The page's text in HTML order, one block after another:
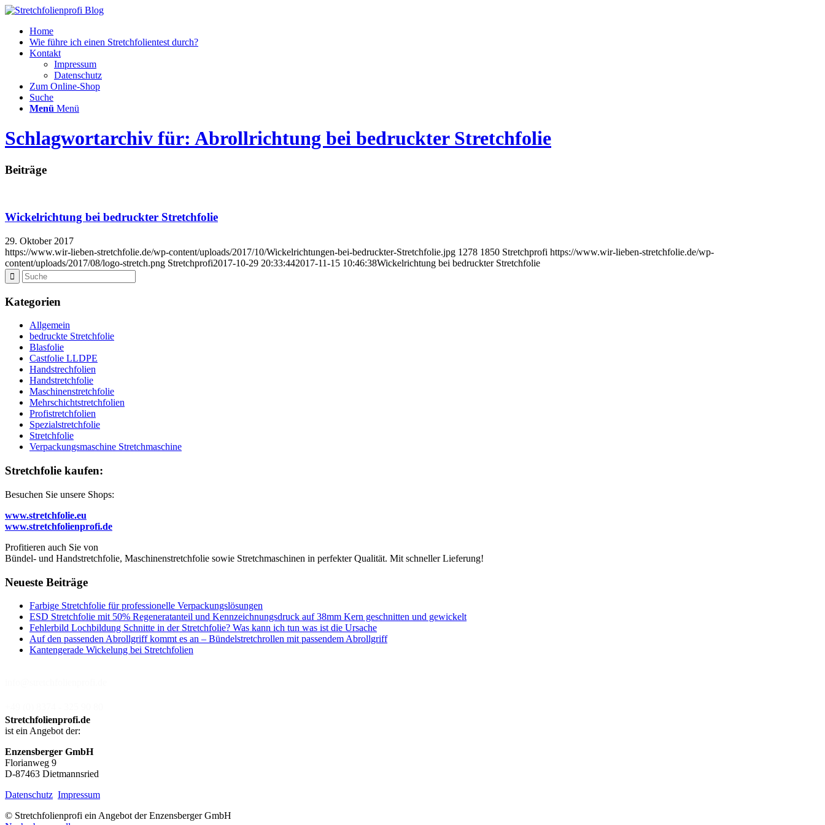
Home
Wie führe ich einen Stretchfolientest durch?
Kontakt
Impressum
Datenschutz
Zum Online-Shop
Suche
Menü Menü
Schlagwortarchiv für: Abrollrichtung bei bedruckter Stretchfolie
Beiträge
Wickelrichtung bei bedruckter Stretchfolie
29. Oktober 2017
https://www.wir-lieben-stretchfolie.de/wp-content/uploads/2017/10/Wickelrichtungen-bei-bedruckter-Stretchfolie.jpg 1278 1850 Stretchprofi https://www.wir-lieben-stretchfolie.de/wp-
content/uploads/2017/08/logo-stretch.png Stretchprofi2017-10-29 20:33:442017-11-15 10:46:38Wickelrichtung bei bedruckter Stretchfolie
Kategorien
Allgemein
bedruckte Stretchfolie
Blasfolie
Castfolie LLDPE
Handstrechfolien
Handstretchfolie
Maschinenstretchfolie
Mehrschichtstretchfolien
Profistretchfolien
Spezialstretchfolie
Stretchfolie
Verpackungsmaschine Stretchmaschine
Stretchfolie kaufen:
Besuchen Sie unsere Shops:
www.stretchfolie.eu
www.stretchfolienprofi.de
Profitieren auch Sie von
Bündel- und Handstretchfolie, Maschinenstretchfolie sowie Stretchmaschinen in perfekter Qualität. Mit schneller Lieferung!
Neueste Beiträge
Farbige Stretchfolie für professionelle Verpackungslösungen
ESD Stretchfolie mit 50% Regeneratanteil und Kennzeichnungsdruck auf 38mm Kern geschnitten und gewickelt
Fehlerbild Lochbildung Schnitte in der Stretchfolie? Was kann ich tun was ist die Ursache
Auf den passenden Abrollgriff kommt es an – Bündelstretchrollen mit passendem Abrollgriff
Kantengerade Wickelung bei Stretchfolien
Stretchfolienprofi.de
ist ein Angebot der:
Enzensberger GmbH
Florianweg 9
D-87463 Dietmannsried
Datenschutz Impressum
© Stretchfolienprofi ein Angebot der Enzensberger GmbH